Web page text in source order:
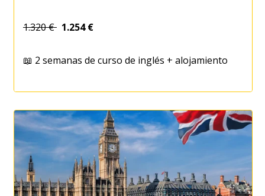
1.320 € 1.254 €
📖 2 semanas de curso de inglés + alojamiento